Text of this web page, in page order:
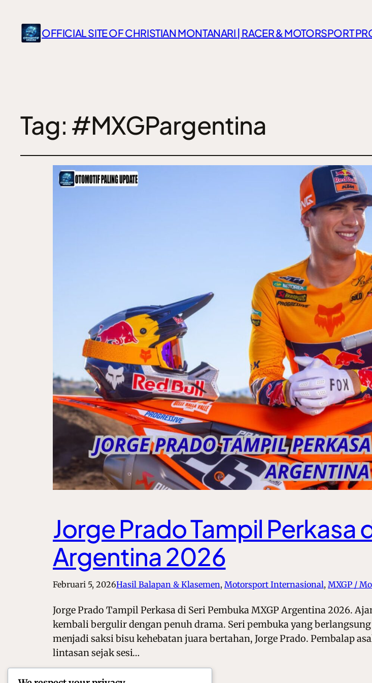
OFFICIAL SITE OF CHRISTIAN MONTANARI | RACER & MOTORSPORT
Tag: #MXGPargentina
Jorge Prado Tampil Perkasa
Argentina 2026
Februari 5, 2026Hasil Balapan & Klasemen, Motorsport Internasional, MXGP /
Jorge Prado Tampil Perkasa di Seri Pembuka MXGP Argentina 2026.
kembali bergulir dengan penuh drama. Seri pembuka yang
menjadi saksi bisu kehebatan juara bertahan, Jorge Prado. Pembalap
lintasan sejak sesi…